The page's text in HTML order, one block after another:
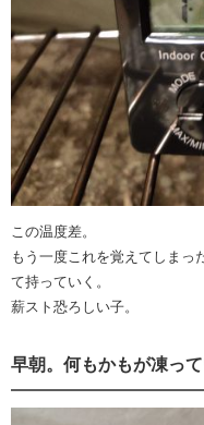
この温度差。
もう一度これを覚えてしまっ
て持っていく。
薪スト恐ろしい子。
早朝。何もかもが凍っ